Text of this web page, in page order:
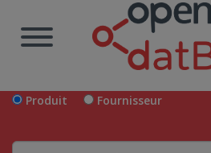
Produit Fournisseur